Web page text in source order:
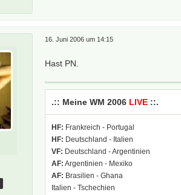
16. Juni 2006 um 14:15
Hast PN.
.:: Meine WM 2006 LIVE ::.
HF: Frankreich - Portugal
HF: Deutschland - Italien
VF: Deutschland - Argentinien
AF: Argentinien - Mexiko
AF: Brasilien - Ghana
Italien - Tschechien